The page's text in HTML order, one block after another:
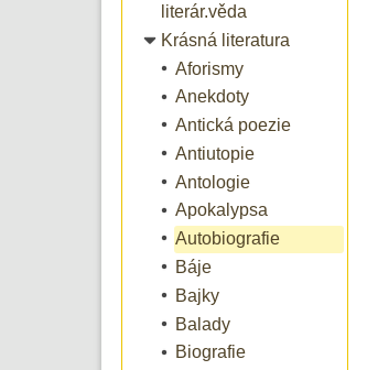
literár.věda
Krásná literatura
Aforismy
Anekdoty
Antická poezie
Antiutopie
Antologie
Apokalypsa
Autobiografie
Báje
Bajky
Balady
Biografie